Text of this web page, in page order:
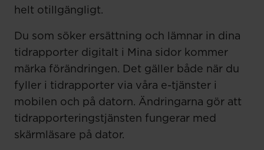
helt otillgängligt.
Du som söker ersättning och lämnar in dina
tidrapporter digitalt i Mina sidor kommer
märka förändringen. Det gäller både när du
fyller i tidrapporter via våra e-tjänster i
mobilen och på datorn. Ändringarna gör att
tidrapporteringstjänsten fungerar med
skärmläsare på dator.